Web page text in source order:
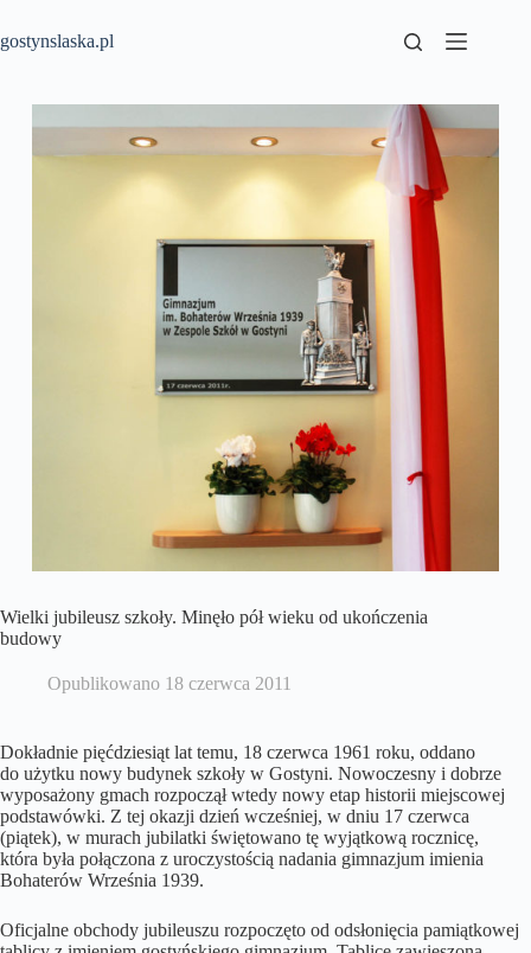
treści
gostynslaska.pl
Wielki jubileusz szkoły. Minęło pół wieku od ukończenia
budowy
Opublikowano 18 czerwca 2011
Dokładnie pięćdziesiąt lat temu, 18 czerwca 1961 roku, oddano
do użytku nowy budynek szkoły w Gostyni. Nowoczesny i dobrze
wyposażony gmach rozpoczął wtedy nowy etap historii miejscowej
podstawówki. Z tej okazji dzień wcześniej, w dniu 17 czerwca
(piątek), w murach jubilatki świętowano tę wyjątkową rocznicę,
która była połączona z uroczystością nadania gimnazjum imienia
Bohaterów Września 1939.
Oficjalne obchody jubileuszu rozpoczęto od odsłonięcia pamiątkowej